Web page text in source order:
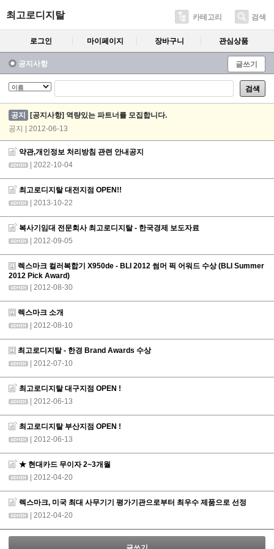
최고로디지탈 카테고리 검색
로그인 마이페이지 장바구니 관심상품
공지사항 글쓰기
검색
공지 [공지사항] 역량있는 파트너를 모집합니다.
공지 | 2012-06-13
약관,개인정보 처리방침 관련 안내공지
| 2022-10-04
최고로디지탈 대전지점 OPEN!!
| 2013-10-22
복사기임대 전문회사 최고로디지탈 - 한국경제 보도자료
| 2012-09-05
렉스마크 컬러복합기 X950de - BLI 2012 썸머 픽 어워드 수상 (BLI Summer
2012 Pick Award)
| 2012-08-30
렉스마크 소개
| 2012-08-10
최고로디지탈 - 한경 Brand Awards 수상
| 2012-07-10
최고로디지탈 대구지점 OPEN !
| 2012-06-13
최고로디지탈 부산지점 OPEN !
| 2012-06-13
★ 현대카드 무이자 2~3개월
| 2012-04-20
렉스마크, 미국 최대 사무기기 평가기관으로부터 최우수 제품으로 선정
| 2012-04-20